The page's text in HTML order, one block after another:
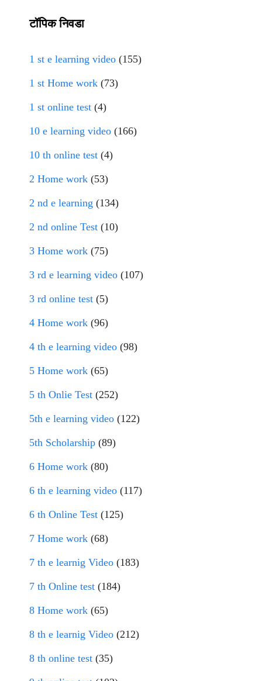
टॉपिक निवडा
1 st e learning video (155)
1 st Home work (73)
1 st online test (4)
10 e learning video (166)
10 th online test (4)
2 Home work (53)
2 nd e learning (134)
2 nd online Test (10)
3 Home work (75)
3 rd e learning video (107)
3 rd online test (5)
4 Home work (96)
4 th e learning video (98)
5 Home work (65)
5 th Onlie Test (252)
5th e learning video (122)
5th Scholarship (89)
6 Home work (80)
6 th e learning video (117)
6 th Online Test (125)
7 Home work (68)
7 th e learnig Video (183)
7 th Online test (184)
8 Home work (65)
8 th e learnig Video (212)
8 th online test (35)